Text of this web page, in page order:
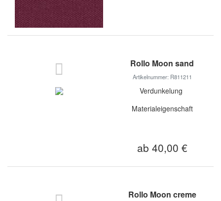
Rollo Moon sand
Artikelnummer: R811211
Verdunkelung
Materialeigenschaft
ab 40,00 €
Rollo Moon creme